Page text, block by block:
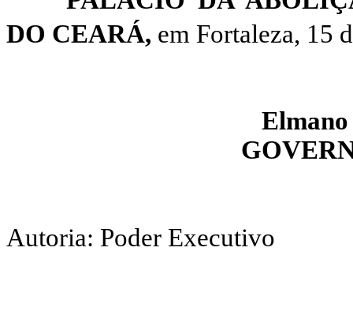
DO CEARÁ, em Fortaleza, 15
Elmano
Autoria: Poder Executivo